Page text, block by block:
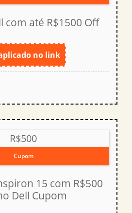
com até R$1500 Off
no link
R$500
Cupom
15 com R$500
Dell Cupom